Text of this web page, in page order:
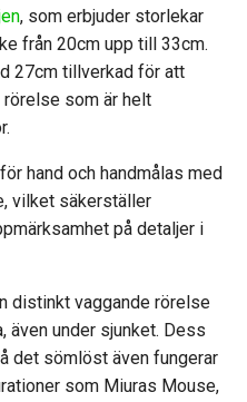
, som erbjuder storlekar
från 20cm upp till 33cm.
27cm tillverkad för att
rörelse som är helt
hand och handmålas med
vilket säkerställer
på detaljer i
distinkt vaggande rörelse
även under sjunket. Dess
det sömlöst även fungerar
som Miuras Mouse,